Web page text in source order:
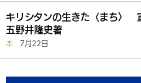
キリシタンの生きた〈まち〉
五野井隆史著
本 7月22日